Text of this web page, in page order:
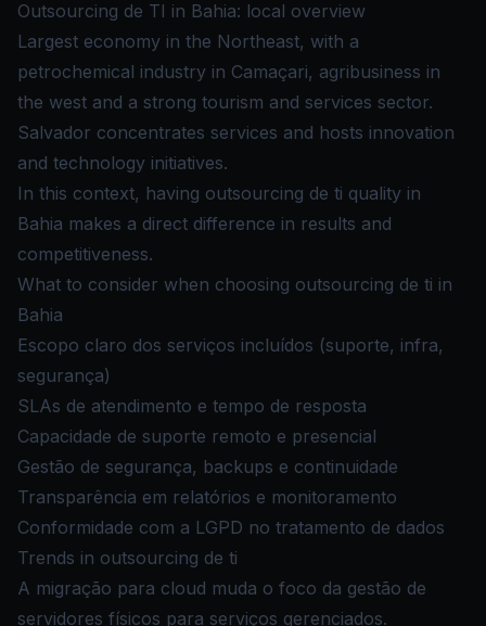
Outsourcing de TI in Bahia: local overview
Largest economy in the Northeast, with a
petrochemical industry in Camaçari, agribusiness in
the west and a strong tourism and services sector.
Salvador concentrates services and hosts innovation
and technology initiatives.
In this context, having outsourcing de ti quality in
Bahia makes a direct difference in results and
competitiveness.
What to consider when choosing outsourcing de ti in
Bahia
Escopo claro dos serviços incluídos (suporte, infra,
segurança)
SLAs de atendimento e tempo de resposta
Capacidade de suporte remoto e presencial
Gestão de segurança, backups e continuidade
Transparência em relatórios e monitoramento
Conformidade com a LGPD no tratamento de dados
Trends in outsourcing de ti
A migração para cloud muda o foco da gestão de
servidores físicos para serviços gerenciados.